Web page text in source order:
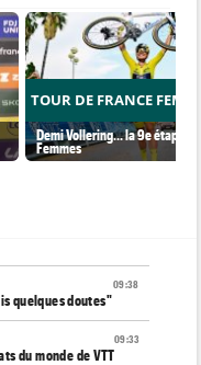
TOUR DE FRANCE
Demi Vollering... la 9e étape et
Femmes
09:38
quelques doutes"
09:33
du monde de VTT